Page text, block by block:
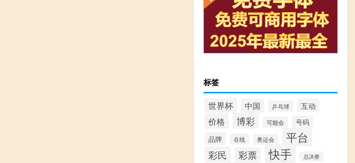
标签
世界杯 中国 乒乓球 互动
价格 博彩 可能会
号码
品牌
在线 奥运会 平台
彩民 彩票 快手 总决赛